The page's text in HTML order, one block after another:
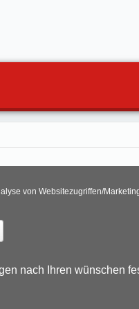
von Websitezugriffen/
nach Ihren wünschen